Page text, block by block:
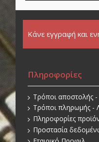
Κάνε εγγραφή και
Πληροφορίες
Τρόποι αποστολής
Τρόποι πληρωμής -
Πληροφορίες
Προστασία